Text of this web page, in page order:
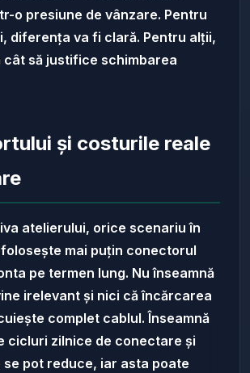
o presiune de vânzare. Pentru
diferența va fi clară. Pentru alții,
cât să justifice schimbarea
și costurile reale
atelierului, orice scenariu în
mai puțin conectorul
pe termen lung. Nu înseamnă
irelevant și nici că încărcarea
complet cablul. Înseamnă
cicluri zilnice de conectare și
pot reduce, iar asta poate